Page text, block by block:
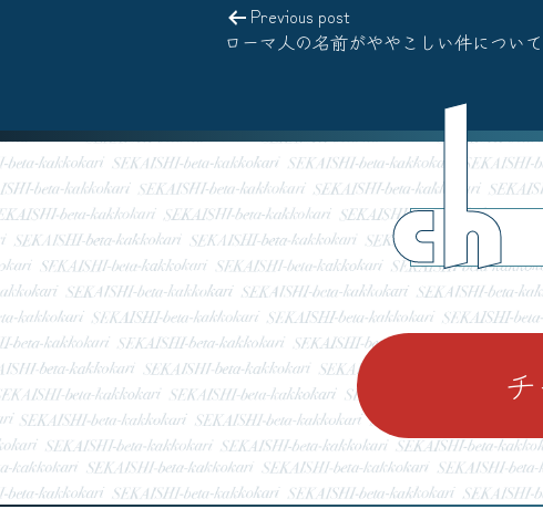
Previous post
ローマ人の名前がややこしい件につい
ch